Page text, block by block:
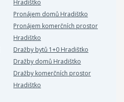
Hradištko
Pronájem domů Hradištko
Pronájem komerčních prostor
Hradištko
Dražby bytů 1+0 Hradištko
Dražby domů Hradištko
Dražby komerčních prostor
Hradištko